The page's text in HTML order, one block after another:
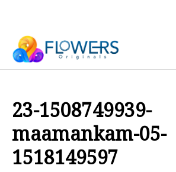
23-1508749939-
maamankam-05-
1518149597